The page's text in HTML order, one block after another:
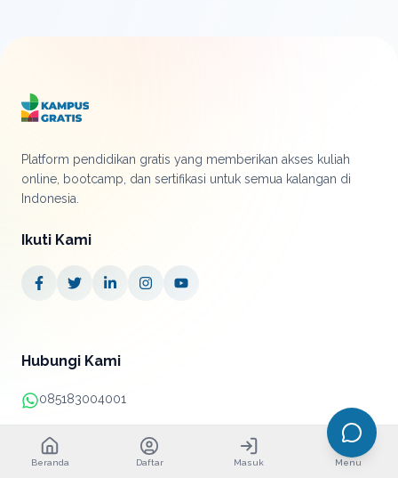
Platform pendidikan gratis yang memberikan akses kuliah
online, bootcamp, dan sertifikasi untuk semua kalangan di
Indonesia.
Ikuti Kami
Hubungi Kami
085183004001
info@kampusgratis.id
Beranda Daftar Masuk Menu